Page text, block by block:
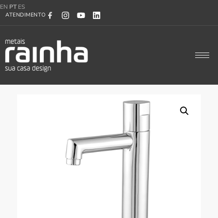
EN PT ES
ATENDIMENTO